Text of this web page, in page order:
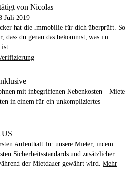
von Nicolas
Juli 2019
hat die Immobilie für dich überprüft. So
dass du genau das bekommst, was im
ist.
mit inbegriffenen Nebenkosten – Miete
in einem für ein unkompliziertes
Aufenthalt für unsere Mieter, indem
Sicherheitsstandards und zusätzlicher
der Mietdauer gewährt wird. Mehr